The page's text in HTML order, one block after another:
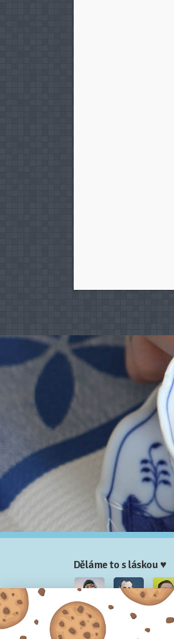
Děláme to s láskou ♥
Nela Josef Honza